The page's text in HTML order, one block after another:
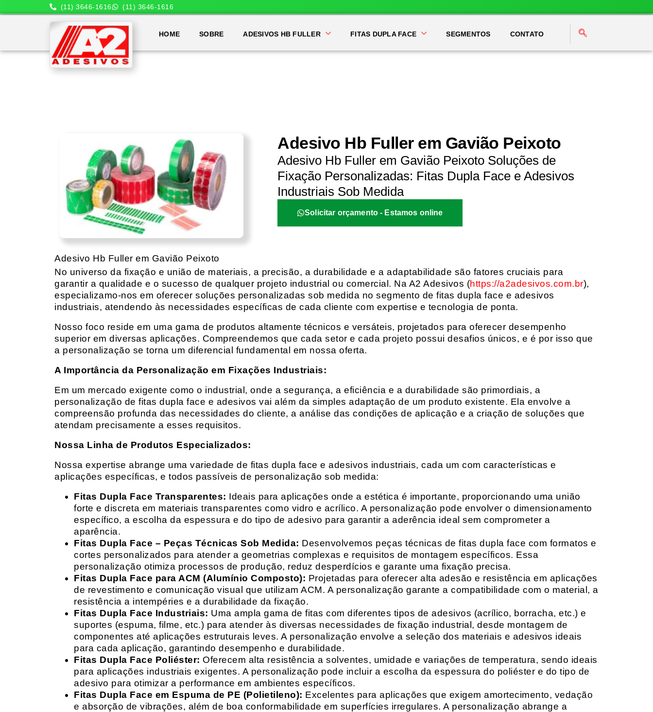
(11) 3646-1616 (11) 3646-1616
HOME SOBRE ADESIVOS HB FULLER FITAS DUPLA FACE SEGMENTOS CONTATO
Adesivo Hb Fuller em Gavião Peixoto
Adesivo Hb Fuller em Gavião Peixoto Soluções de
Fixação Personalizadas: Fitas Dupla Face e Adesivos
Industriais Sob Medida
Solicitar orçamento - Estamos online
Adesivo Hb Fuller em Gavião Peixoto
No universo da fixação e união de materiais, a precisão, a durabilidade e a adaptabilidade são fatores cruciais para
garantir a qualidade e o sucesso de qualquer projeto industrial ou comercial. Na A2 Adesivos (https://a2adesivos.com.br),
especializamo-nos em oferecer soluções personalizadas sob medida no segmento de fitas dupla face e adesivos
industriais, atendendo às necessidades específicas de cada cliente com expertise e tecnologia de ponta.
Nosso foco reside em uma gama de produtos altamente técnicos e versáteis, projetados para oferecer desempenho
superior em diversas aplicações. Compreendemos que cada setor e cada projeto possui desafios únicos, e é por isso que
a personalização se torna um diferencial fundamental em nossa oferta.
A Importância da Personalização em Fixações Industriais:
Em um mercado exigente como o industrial, onde a segurança, a eficiência e a durabilidade são primordiais, a
personalização de fitas dupla face e adesivos vai além da simples adaptação de um produto existente. Ela envolve a
compreensão profunda das necessidades do cliente, a análise das condições de aplicação e a criação de soluções que
atendam precisamente a esses requisitos.
Nossa Linha de Produtos Especializados:
Nossa expertise abrange uma variedade de fitas dupla face e adesivos industriais, cada um com características e
aplicações específicas, e todos passíveis de personalização sob medida:
Fitas Dupla Face Transparentes: Ideais para aplicações onde a estética é importante, proporcionando uma união
forte e discreta em materiais transparentes como vidro e acrílico. A personalização pode envolver o dimensionamento
específico, a escolha da espessura e do tipo de adesivo para garantir a aderência ideal sem comprometer a
aparência.
Fitas Dupla Face – Peças Técnicas Sob Medida: Desenvolvemos peças técnicas de fitas dupla face com formatos e
cortes personalizados para atender a geometrias complexas e requisitos de montagem específicos. Essa
personalização otimiza processos de produção, reduz desperdícios e garante uma fixação precisa.
Fitas Dupla Face para ACM (Alumínio Composto): Projetadas para oferecer alta adesão e resistência em aplicações
de revestimento e comunicação visual que utilizam ACM. A personalização garante a compatibilidade com o material, a
resistência a intempéries e a durabilidade da fixação.
Fitas Dupla Face Industriais: Uma ampla gama de fitas com diferentes tipos de adesivos (acrílico, borracha, etc.) e
suportes (espuma, filme, etc.) para atender às diversas necessidades de fixação industrial, desde montagem de
componentes até aplicações estruturais leves. A personalização envolve a seleção dos materiais e adesivos ideais
para cada aplicação, garantindo desempenho e durabilidade.
Fitas Dupla Face Poliéster: Oferecem alta resistência a solventes, umidade e variações de temperatura, sendo ideais
para aplicações industriais exigentes. A personalização pode incluir a escolha da espessura do poliéster e do tipo de
adesivo para otimizar a performance em ambientes específicos.
Fitas Dupla Face em Espuma de PE (Polietileno): Excelentes para aplicações que exigem amortecimento, vedação
e absorção de vibrações, além de boa conformabilidade em superfícies irregulares. A personalização abrange a